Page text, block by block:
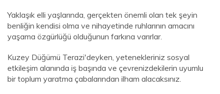
Yaklaşık elli yaşlarında, gerçekten önemli olan tek şeyin
benliğin kendisi olma ve nihayetinde ruhlarının amacını
yaşama özgürlüğü olduğunun farkına varırlar.
Kuzey Düğümü Terazi'deyken, yetenekleriniz sosyal
etkileşim alanında iş başında ve çevrenizdekilerin uyumlu
bir toplum yaratma çabalarından ilham alacaksınız.